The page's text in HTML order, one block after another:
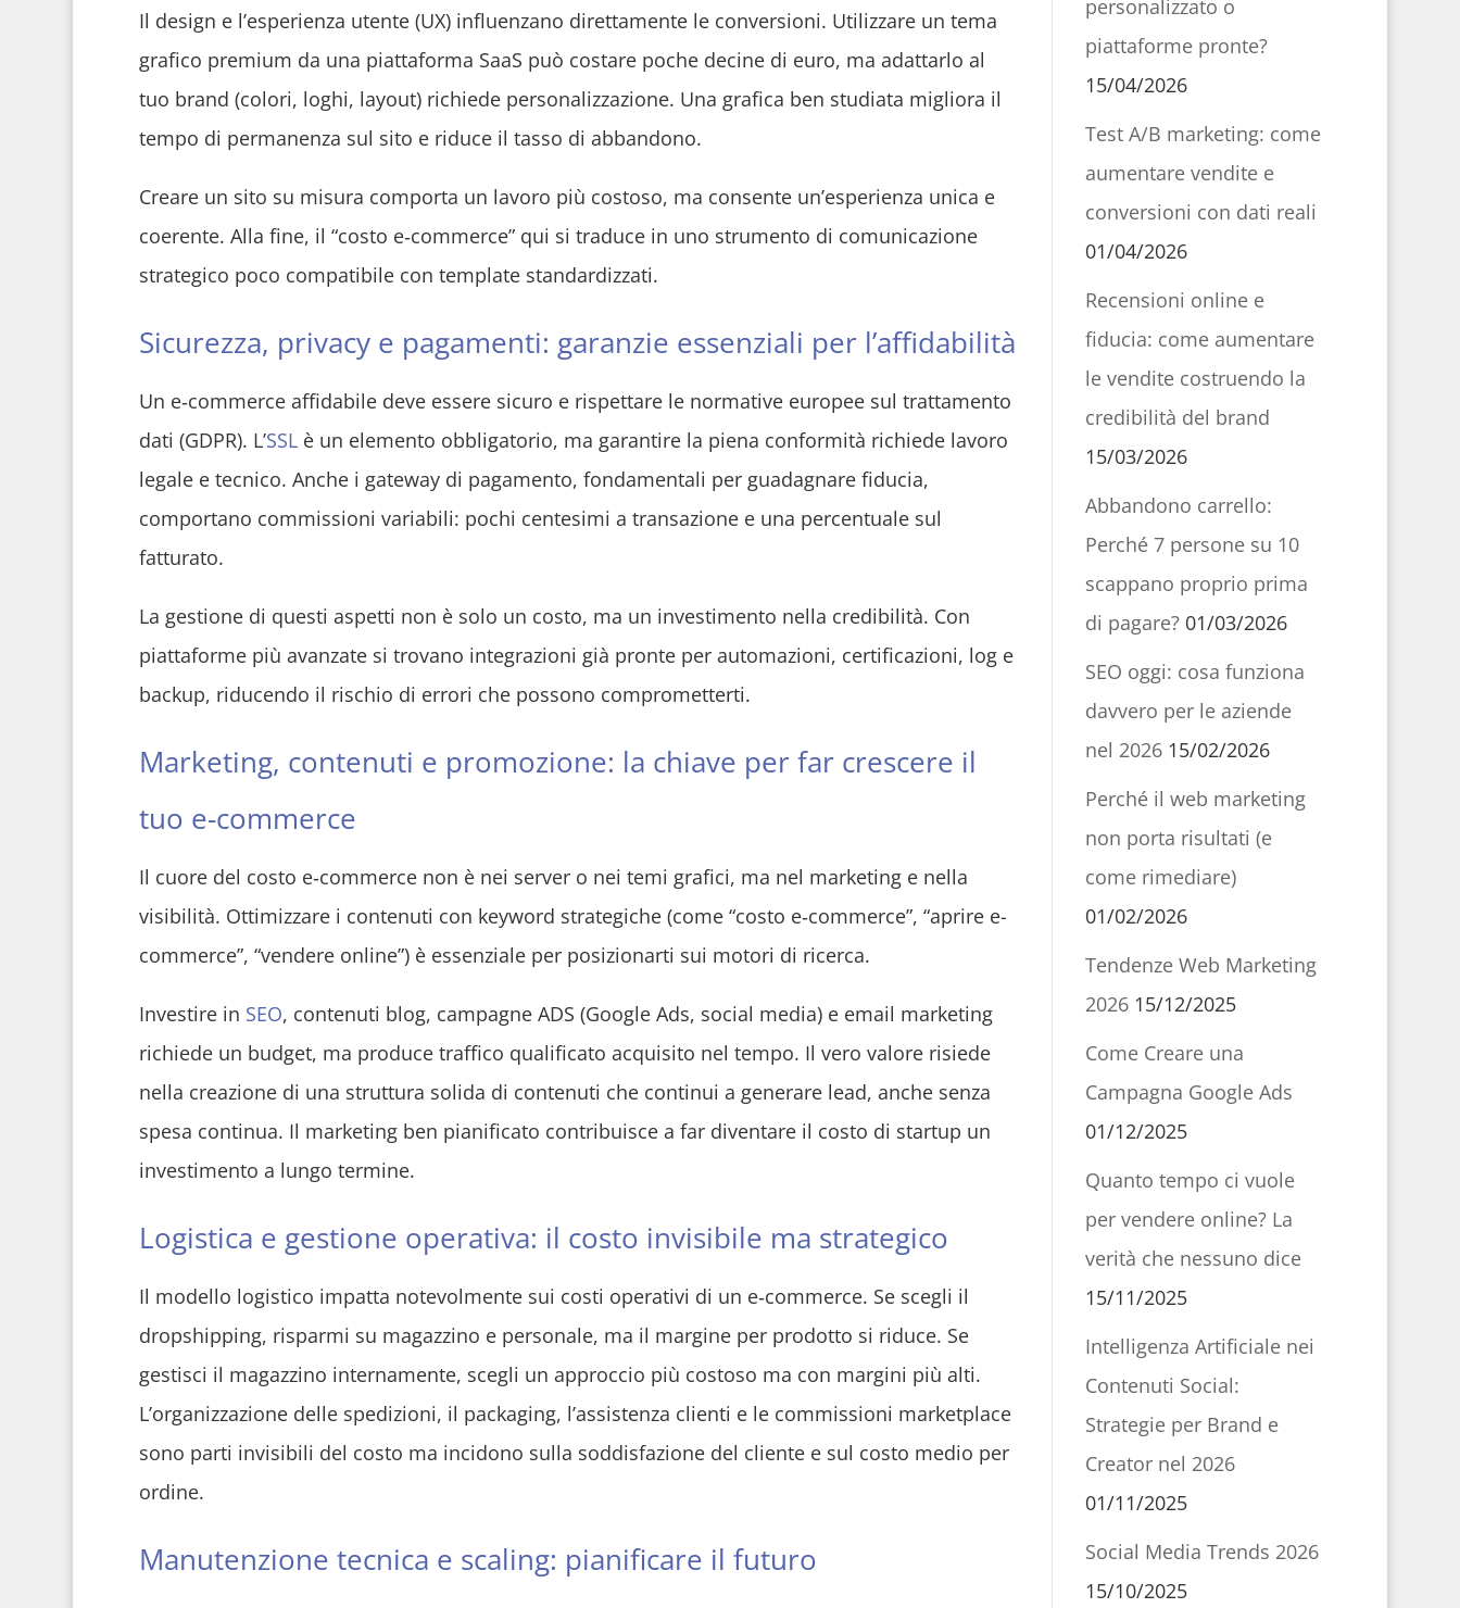
Il design e l’esperienza utente (UX) influenzano direttamente le conversioni. Utilizzare un tema
grafico premium da una piattaforma SaaS può costare poche decine di euro, ma adattarlo al
tuo brand (colori, loghi, layout) richiede personalizzazione. Una grafica ben studiata migliora il
tempo di permanenza sul sito e riduce il tasso di abbandono.
Creare un sito su misura comporta un lavoro più costoso, ma consente un’esperienza unica e
coerente. Alla fine, il “costo e‑commerce” qui si traduce in uno strumento di comunicazione
strategico poco compatibile con template standardizzati.
Sicurezza, privacy e pagamenti: garanzie essenziali per l’affidabilità
Un e‑commerce affidabile deve essere sicuro e rispettare le normative europee sul trattamento
dati (GDPR). L’SSLè un elemento obbligatorio, ma garantire la piena conformità richiede lavoro
legale e tecnico. Anche i gateway di pagamento, fondamentali per guadagnare fiducia,
comportano commissioni variabili: pochi centesimi a transazione e una percentuale sul
fatturato.
La gestione di questi aspetti non è solo un costo, ma un investimento nella credibilità. Con
piattaforme più avanzate si trovano integrazioni già pronte per automazioni, certificazioni, log e
backup, riducendo il rischio di errori che possono comprometterti.
Marketing, contenuti e promozione: la chiave per far crescere il
tuo e-commerce
Il cuore del costo e‑commerce non è nei server o nei temi grafici, ma nel marketing e nella
visibilità. Ottimizzare i contenuti con keyword strategiche (come “costo e‑commerce”, “aprire e-
commerce”, “vendere online”) è essenziale per posizionarti sui motori di ricerca.
Investire in SEO, contenuti blog, campagne ADS (Google Ads, social media) e email marketing
richiede un budget, ma produce traffico qualificato acquisito nel tempo. Il vero valore risiede
nella creazione di una struttura solida di contenuti che continui a generare lead, anche senza
spesa continua. Il marketing ben pianificato contribuisce a far diventare il costo di startup un
investimento a lungo termine.
Logistica e gestione operativa: il costo invisibile ma strategico
Il modello logistico impatta notevolmente sui costi operativi di un e‑commerce. Se scegli il
dropshipping, risparmi su magazzino e personale, ma il margine per prodotto si riduce. Se
gestisci il magazzino internamente, scegli un approccio più costoso ma con margini più alti.
L’organizzazione delle spedizioni, il packaging, l’assistenza clienti e le commissioni marketplace
sono parti invisibili del costo ma incidono sulla soddisfazione del cliente e sul costo medio per
ordine.
Manutenzione tecnica e scaling: pianificare il futuro
personalizzato o
piattaforme pronte?
15/04/2026
Test A/B marketing: come
aumentare vendite e
conversioni con dati reali
01/04/2026
Recensioni online e
fiducia: come aumentare
le vendite costruendo la
credibilità del brand
15/03/2026
Abbandono carrello:
Perché 7 persone su 10
scappano proprio prima
di pagare? 01/03/2026
SEO oggi: cosa funziona
davvero per le aziende
nel 2026 15/02/2026
Perché il web marketing
non porta risultati (e
come rimediare)
01/02/2026
Tendenze Web Marketing
2026 15/12/2025
Come Creare una
Campagna Google Ads
01/12/2025
Quanto tempo ci vuole
per vendere online? La
verità che nessuno dice
15/11/2025
Intelligenza Artificiale nei
Contenuti Social:
Strategie per Brand e
Creator nel 2026
01/11/2025
Social Media Trends 2026
15/10/2025